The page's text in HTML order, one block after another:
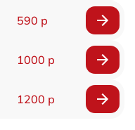
590 р
1000 р
1200 р